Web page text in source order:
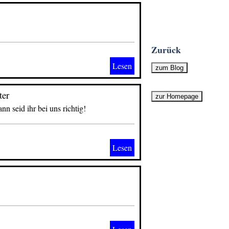
Lesen
seid ihr bei uns richtig!
Lesen
Zurück
zum Blog
zur Homepage